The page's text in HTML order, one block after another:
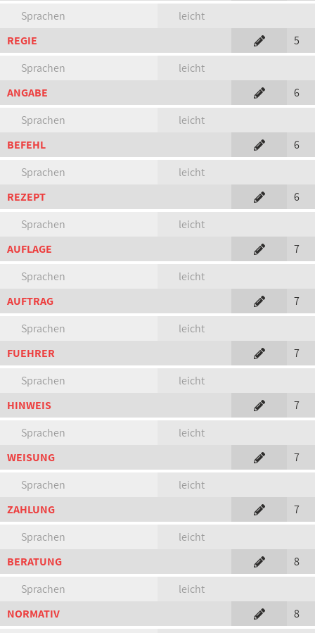
Sprachen
leicht
REGIE
5
Sprachen
leicht
ANGABE
6
Sprachen
leicht
BEFEHL
6
Sprachen
leicht
REZEPT
6
Sprachen
leicht
AUFLAGE
7
Sprachen
leicht
AUFTRAG
7
Sprachen
leicht
FUEHRER
7
Sprachen
leicht
HINWEIS
7
Sprachen
leicht
WEISUNG
7
Sprachen
leicht
ZAHLUNG
7
Sprachen
leicht
BERATUNG
8
Sprachen
leicht
NORMATIV
8